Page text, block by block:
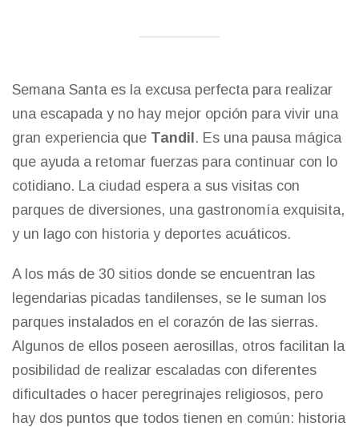
Semana Santa es la excusa perfecta para realizar
una escapada y no hay mejor opción para vivir una
gran experiencia que Tandil. Es una pausa mágica
que ayuda a retomar fuerzas para continuar con lo
cotidiano. La ciudad espera a sus visitas con
parques de diversiones, una gastronomía exquisita,
y un lago con historia y deportes acuáticos.
A los más de 30 sitios donde se encuentran las
legendarias picadas tandilenses, se le suman los
parques instalados en el corazón de las sierras.
Algunos de ellos poseen aerosillas, otros facilitan la
posibilidad de realizar escaladas con diferentes
dificultades o hacer peregrinajes religiosos, pero
hay dos puntos que todos tienen en común: historia